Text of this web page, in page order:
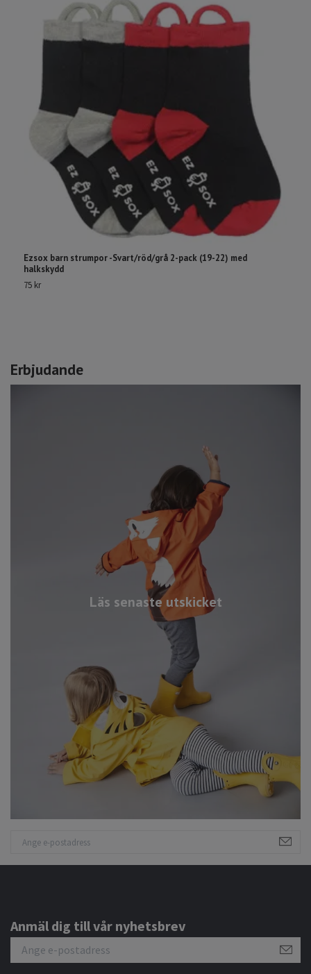
Erbjudande
Läs senaste utskicket
Ezsox barn strumpor -Svart/röd/grå 2-pack (19-22) med
halkskydd
75 kr
Anmäl dig till vår nyhetsbrev